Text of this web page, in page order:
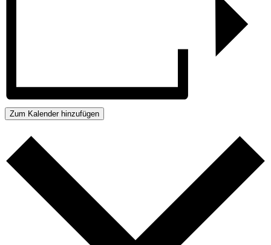
Zum Kalender hinzufügen